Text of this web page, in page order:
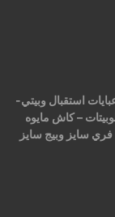
استقبال وبيتي-
– كاش مايوه
سايز وبيج سايز